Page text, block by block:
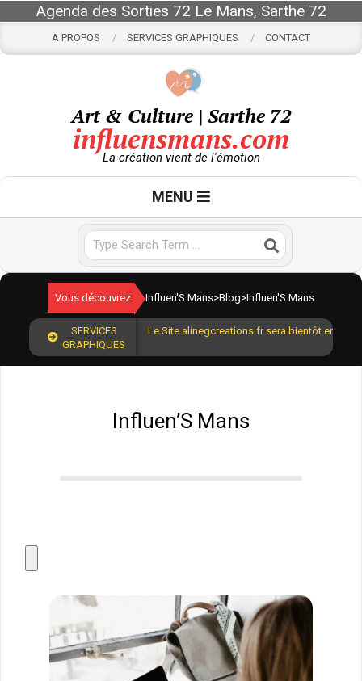
content
Agenda des Sorties 72 Le Mans, Sarthe 72
A PROPOS SERVICES GRAPHIQUES CONTACT
Art & Culture | Sarthe 72
influensmans.com
La création vient de l'émotion
MENU
Vous découvrez Influen'S Mans>Blog>Influen'S Mans
SERVICES
GRAPHIQUES
Le Site alinegcreations.fr sera bientôt en
Influen’S Mans